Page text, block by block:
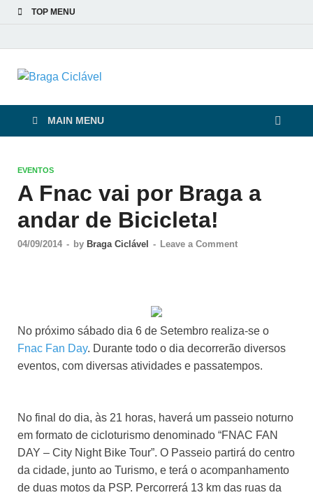
TOP MENU
Braga Ciclável
MAIN MENU
EVENTOS
A Fnac vai por Braga a
andar de Bicicleta!
04/09/2014 - by Braga Ciclável - Leave a Comment
No próximo sábado dia 6 de Setembro realiza-se o
Fnac Fan Day. Durante todo o dia decorrerão diversos
eventos, com diversas atividades e passatempos.
No final do dia, às 21 horas, haverá um passeio noturno
em formato de cicloturismo denominado “FNAC FAN
DAY – City Night Bike Tour”. O Passeio partirá do centro
da cidade, junto ao Turismo, e terá o acompanhamento
de duas motos da PSP. Percorrerá 13 km das ruas da